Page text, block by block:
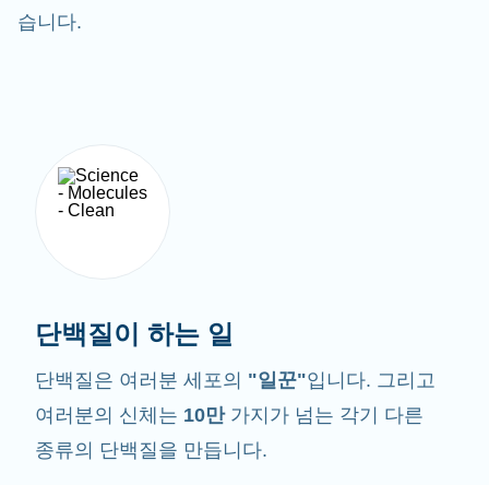
습니다.
단백질이 하는 일
단백질은 여러분 세포의 "일꾼"입니다. 그리고
여러분의 신체는 10만 가지가 넘는 각기 다른
종류의 단백질을 만듭니다.